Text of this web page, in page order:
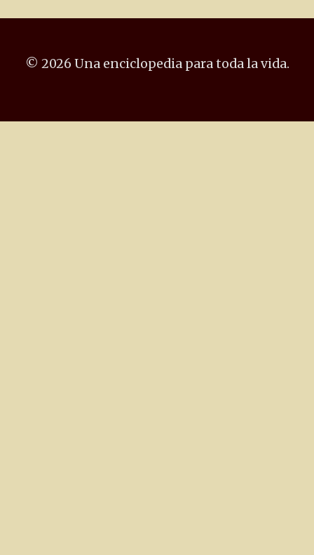
© 2026 Una enciclopedia para toda la vida.